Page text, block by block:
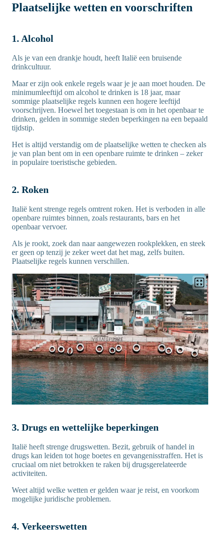
Plaatselijke wetten en voorschriften
1. Alcohol
Als je van een drankje houdt, heeft Italië een bruisende
drinkcultuur.
Maar er zijn ook enkele regels waar je je aan moet houden. De
minimumleeftijd om alcohol te drinken is 18 jaar, maar
sommige plaatselijke regels kunnen een hogere leeftijd
voorschrijven. Hoewel het toegestaan is om in het openbaar te
drinken, gelden in sommige steden beperkingen na een bepaald
tijdstip.
Het is altijd verstandig om de plaatselijke wetten te checken als
je van plan bent om in een openbare ruimte te drinken – zeker
in populaire toeristische gebieden.
2. Roken
Italië kent strenge regels omtrent roken. Het is verboden in alle
openbare ruimtes binnen, zoals restaurants, bars en het
openbaar vervoer.
Als je rookt, zoek dan naar aangewezen rookplekken, en steek
er geen op tenzij je zeker weet dat het mag, zelfs buiten.
Plaatselijke regels kunnen verschillen.
3. Drugs en wettelijke beperkingen
Italië heeft strenge drugswetten. Bezit, gebruik of handel in
drugs kan leiden tot hoge boetes en gevangenisstraffen. Het is
cruciaal om niet betrokken te raken bij drugsgerelateerde
activiteiten.
Weet altijd welke wetten er gelden waar je reist, en voorkom
mogelijke juridische problemen.
4. Verkeerswetten